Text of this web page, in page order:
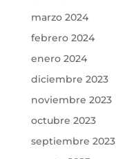
marzo 2024
febrero 2024
enero 2024
diciembre 2023
noviembre 2023
octubre 2023
septiembre 2023